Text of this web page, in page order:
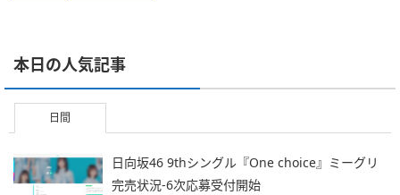
本日の人気記事
日間
日向坂46 9thシングル『One choice』ミーグリ
完売状況-6次応募受付開始